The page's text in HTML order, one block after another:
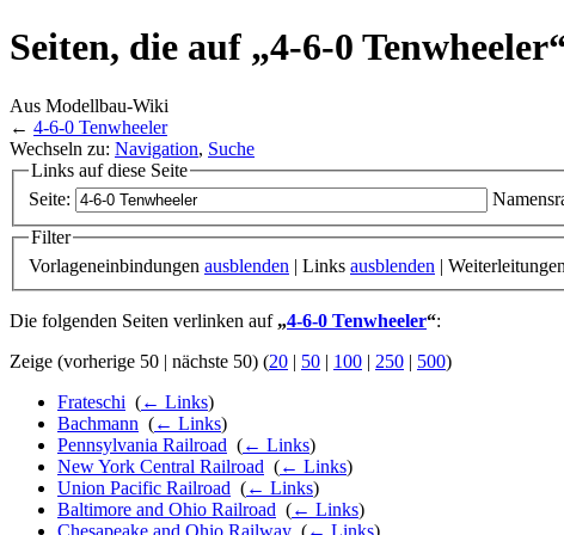
Seiten, die auf „4-6-0
Aus Modellbau-Wiki
← 4-6-0 Tenwheeler
Wechseln zu: Navigation, Suche
Links auf diese Seite
Seite:
Filter
Vorlageneinbindungen ausblenden | Links ausblenden | Weiterleitungen
Die folgenden Seiten verlinken auf „4-6-0 Tenwheeler“:
Zeige (vorherige 50 | nächste 50) (20 | 50 | 100 | 250 | 500)
Frateschi (← Links)
Bachmann (← Links)
Pennsylvania Railroad (← Links)
New York Central Railroad (← Links)
Union Pacific Railroad (← Links)
Baltimore and Ohio Railroad (← Links)
Chesapeake and Ohio Railway (← Links)